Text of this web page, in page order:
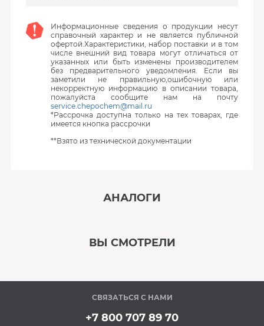
Информационные сведения о продукции несут
справочный характер и не является публичной
офертой.Характеристики, набор поставки и в том
числе внешний вид товара могут отличаться от
указанных или быть изменены производителем
без предварительного уведомления. Если вы
заметили не правильную,ошибочную или
некорректную информацию в описании товара,
пожалуйста сообщите нам на почту
service.chepochem@mail.ru
*Рассрочка доступна только на тех товарах, где
имеется кнопка рассрочки
**Взято из технической документации
АНАЛОГИ
ВЫ СМОТРЕЛИ
В наличии
СВЯЗАТЬСЯ С НАМИ
+7 800 707 89 70